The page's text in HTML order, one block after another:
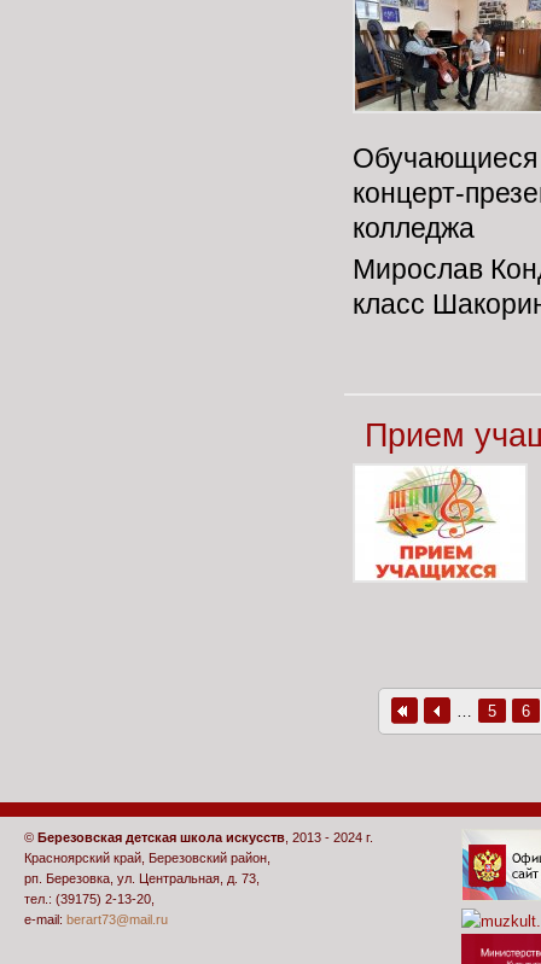
Обучающиеся
концерт-
колледжа
Мирослав
класс
Прием
Страницы
… 5 6
© Березовская детская школа искусств , 2013 - 2024 г.
Красноярский край, Березовский район,
рп. Березовка, ул. Центральная, д. 73,
тел.: (39175) 2-13-20,
e-mail: berart73@mail.ru